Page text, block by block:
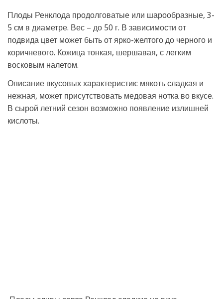
Плоды Ренклода продолговатые или шарообразные, 3-
5 см в диаметре. Вес – до 50 г. В зависимости от
подвида цвет может быть от ярко-желтого до черного и
коричневого. Кожица тонкая, шершавая, с легким
восковым налетом.
Описание вкусовых характеристик: мякоть сладкая и
нежная, может присутствовать медовая нотка во вкусе.
В сырой летний сезон возможно появление излишней
кислоты.